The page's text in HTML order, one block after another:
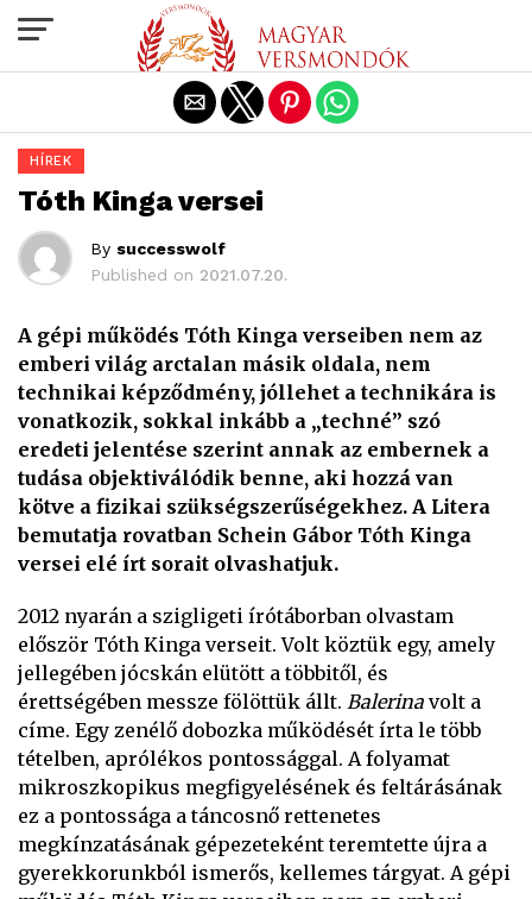
HÍREK
Tóth Kinga versei
By successwolf
Published on 2021.07.20.
A gépi működés Tóth Kinga verseiben nem az
emberi világ arctalan másik oldala, nem
technikai képződmény, jóllehet a technikára is
vonatkozik, sokkal inkább a „techné” szó
eredeti jelentése szerint annak az embernek a
tudása objektiválódik benne, aki hozzá van
kötve a fizikai szükségszerűségekhez. A Litera
bemutatja rovatban Schein Gábor Tóth Kinga
versei elé írt sorait olvashatjuk.
2012 nyarán a szigligeti írótáborban olvastam
először Tóth Kinga verseit. Volt köztük egy, amely
jellegében jócskán elütött a többitől, és
érettségében messze fölöttük állt. Balerina volt a
címe. Egy zenélő dobozka működését írta le több
tételben, aprólékos pontossággal. A folyamat
mikroszkopikus megfigyelésének és feltárásának
ez a pontossága a táncosnő rettenetes
megkínzatásának gépezeteként teremtette újra a
gyerekkorunkból ismerős, kellemes tárgyat. A gépi
Exit mobile version